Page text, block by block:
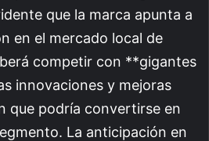
que la marca apunta a
en el mercado local de
competir con **gigantes
innovaciones y mejoras
que podría convertirse en
La anticipación en